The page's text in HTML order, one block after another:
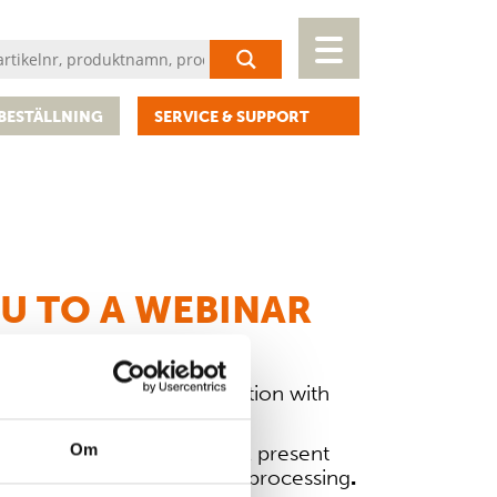
Om
SERVICE & SUPPORT
TO A WEBINAR
free webinar in collaboration with
of Teclen GmbH
– will present
in research and bioprocessing.